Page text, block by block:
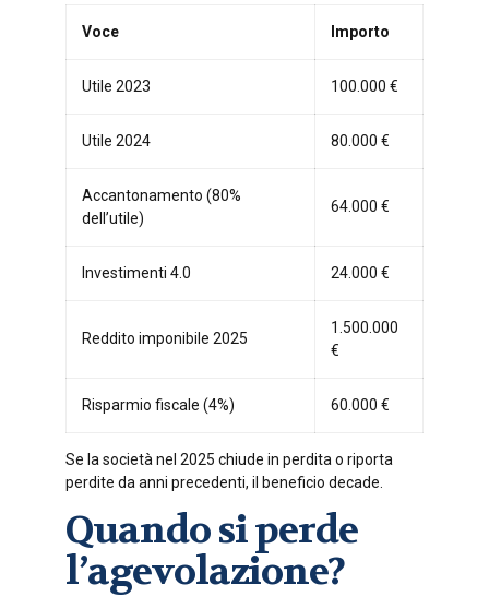
Voce Importo
Utile 2023 100.000 €
Utile 2024 80.000 €
Accantonamento (80%
dell’utile)
64.000 €
Investimenti 4.0 24.000 €
Reddito imponibile 2025
1.500.000
€
Risparmio fiscale (4%) 60.000 €
Se la società nel 2025 chiude in perdita o riporta
perdite da anni precedenti, il beneficio decade.
Quando si perde
l’agevolazione?